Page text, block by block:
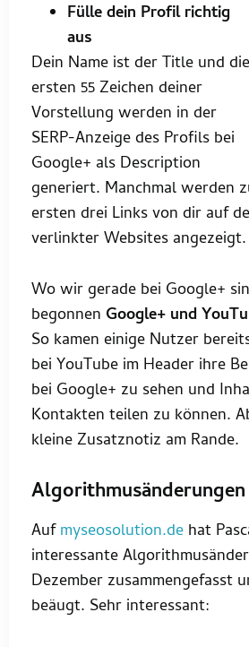
Fülle dein Profil richtig
aus
Dein Name ist der Title und die
ersten 55 Zeichen deiner
Vorstellung werden in der
SERP-Anzeige des Profils bei
Google+ als Description
generiert. Manchmal werden
ersten drei Links von dir auf
verlinkter Websites angezeigt.
Wo wir gerade bei Google+
begonnen Google+ und
So kamen einige Nutzer
bei YouTube im Header ihre
bei Google+ zu sehen und
Kontakten teilen zu können.
kleine Zusatznotiz am Rande.
Aufmyseosolution.de hat
interessante
Dezember zusammengefasst
beäugt. Sehr interessant: